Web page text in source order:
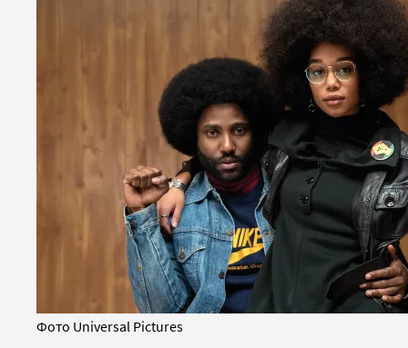
Фото Universal Pictures